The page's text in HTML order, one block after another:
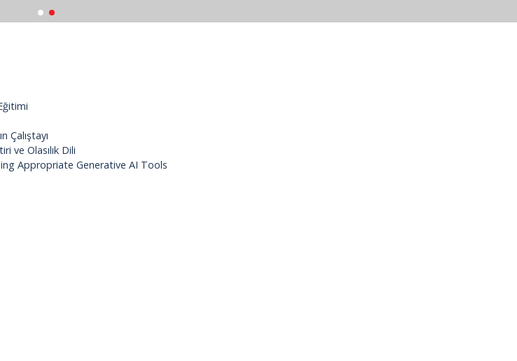
Çalıştayı
ve Olasılık Dili
Appropriate Generative AI Tools